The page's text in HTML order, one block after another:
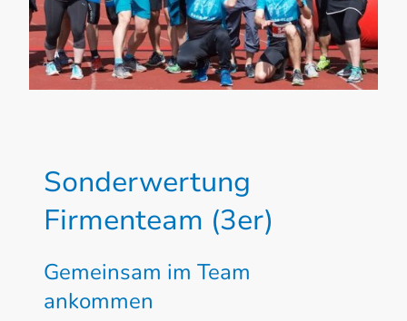
Sonderwertung
Firmenteam (3er)
Gemeinsam im Team
ankommen